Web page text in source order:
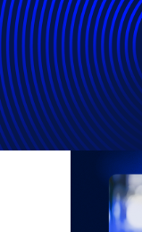
IN THE NEWS